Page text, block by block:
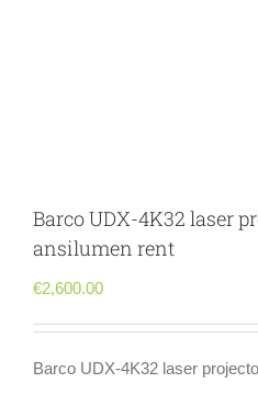
Barco UDX-4K32 laser
ansilumen rent
€2,600.00
Barco UDX-4K32 laser